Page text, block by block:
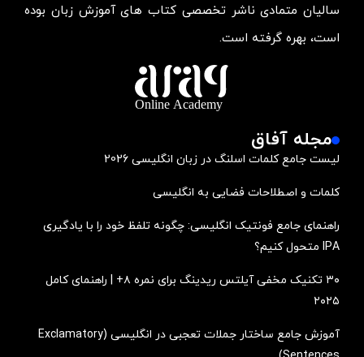
سالیان متمادی ناشر تخصصی کتاب های آموزش زبان بوده
است، بهره گرفته است.
مجله آفاق
لیست جامع کلمات اسلنگ در زبان انگلیسی 2026
کلمات و اصطلاحات فضایی به انگلیسی
راهنمای جامع فونتیک انگلیسی: چگونه تلفظ خود را با یادگیری
IPA متحول کنیم؟
۳۰ تکنیک مخفی آیلتس ریدینگ برای نمره ۸+ | راهنمای کامل
۲۰۲۵
آموزش جامع ساختار جملات تعجبی در انگلیسی (Exclamatory